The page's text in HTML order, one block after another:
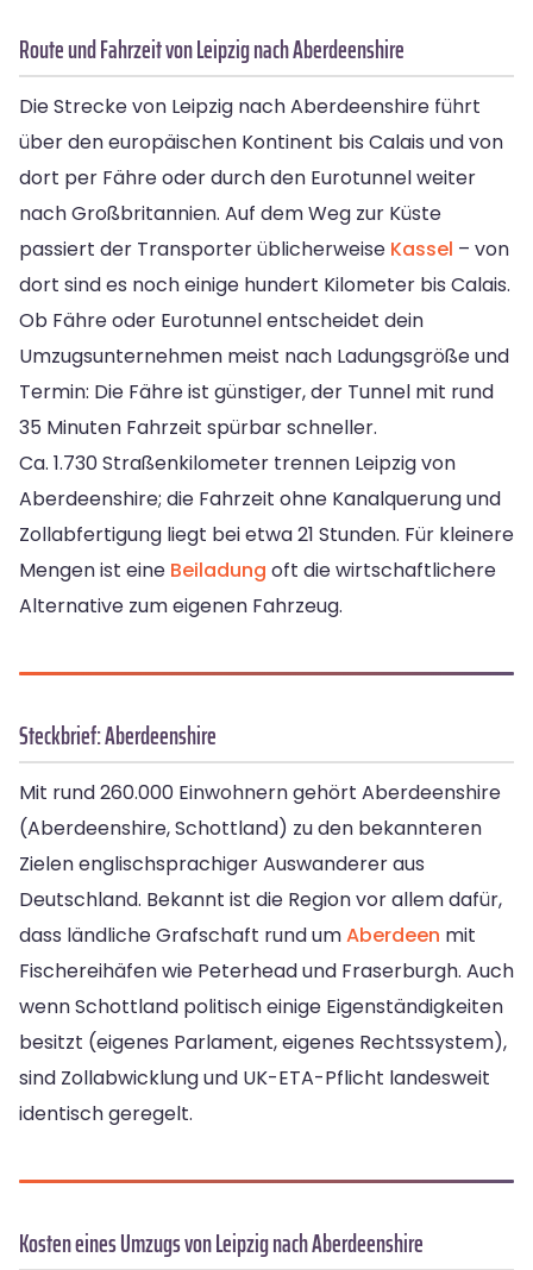
Route und Fahrzeit von Leipzig nach Aberdeenshire
Die Strecke von Leipzig nach Aberdeenshire führt
über den europäischen Kontinent bis Calais und von
dort per Fähre oder durch den Eurotunnel weiter
nach Großbritannien. Auf dem Weg zur Küste
passiert der Transporter üblicherweise Kassel – von
dort sind es noch einige hundert Kilometer bis Calais.
Ob Fähre oder Eurotunnel entscheidet dein
Umzugsunternehmen meist nach Ladungsgröße und
Termin: Die Fähre ist günstiger, der Tunnel mit rund
35 Minuten Fahrzeit spürbar schneller.
Ca. 1.730 Straßenkilometer trennen Leipzig von
Aberdeenshire; die Fahrzeit ohne Kanalquerung und
Zollabfertigung liegt bei etwa 21 Stunden. Für kleinere
Mengen ist eine Beiladung oft die wirtschaftlichere
Alternative zum eigenen Fahrzeug.
Steckbrief: Aberdeenshire
Mit rund 260.000 Einwohnern gehört Aberdeenshire
(Aberdeenshire, Schottland) zu den bekannteren
Zielen englischsprachiger Auswanderer aus
Deutschland. Bekannt ist die Region vor allem dafür,
dass ländliche Grafschaft rund umAberdeen mit
Fischereihäfen wie Peterhead und Fraserburgh. Auch
wenn Schottland politisch einige Eigenständigkeiten
besitzt (eigenes Parlament, eigenes Rechtssystem),
sind Zollabwicklung und UK-ETA-Pflicht landesweit
identisch geregelt.
Kosten eines Umzugs von Leipzig nach Aberdeenshire